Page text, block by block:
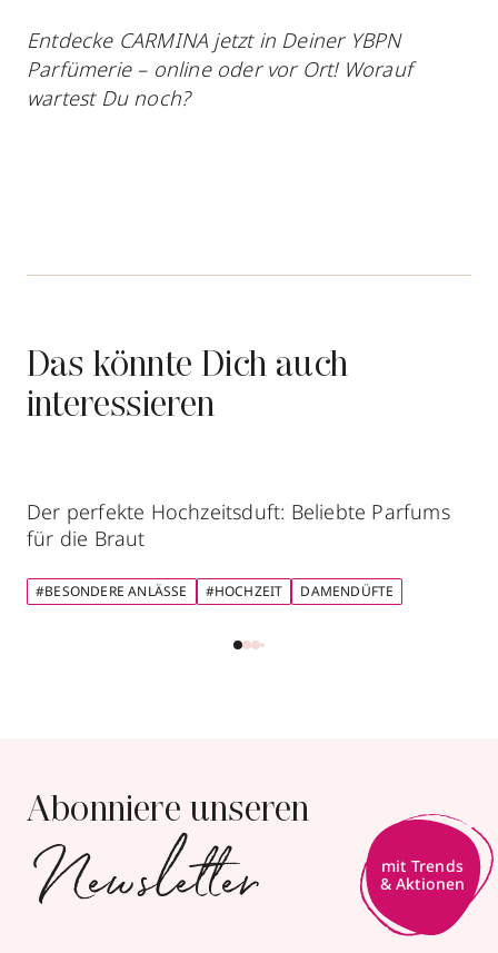
Entdecke CARMINA jetzt in Deiner YBPN
Parfümerie – online oder vor Ort! Worauf
wartest Du noch?
Das könnte Dich auch
interessieren
Der perfekte Hochzeitsduft: Beliebte Parfums
für die Braut
#BESONDERE ANLÄSSE #HOCHZEIT DAMENDÜFTE
Abonniere unseren
Newsletter